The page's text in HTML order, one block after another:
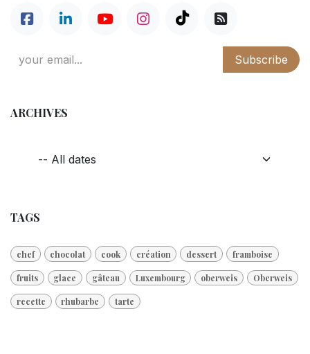
Subscribe
ARCHIVES
TAGS
chef chocolat cook création dessert framboise
fruits glace gâteau Luxembourg oberweis Oberweis
recette rhubarbe tarte